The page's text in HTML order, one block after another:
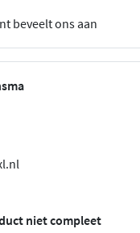
beveelt ons aan
niet compleet